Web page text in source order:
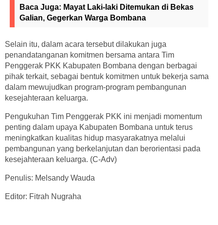
Baca Juga: Mayat Laki-laki Ditemukan di Bekas
Galian, Gegerkan Warga Bombana
Selain itu, dalam acara tersebut dilakukan juga
penandatanganan komitmen bersama antara Tim
Penggerak PKK Kabupaten Bombana dengan berbagai
pihak terkait, sebagai bentuk komitmen untuk bekerja sama
dalam mewujudkan program-program pembangunan
kesejahteraan keluarga.
Pengukuhan Tim Penggerak PKK ini menjadi momentum
penting dalam upaya Kabupaten Bombana untuk terus
meningkatkan kualitas hidup masyarakatnya melalui
pembangunan yang berkelanjutan dan berorientasi pada
kesejahteraan keluarga. (C-Adv)
Penulis: Melsandy Wauda
Editor: Fitrah Nugraha